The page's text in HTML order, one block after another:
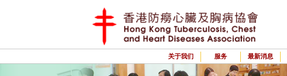
关于我们 服务 最新消息